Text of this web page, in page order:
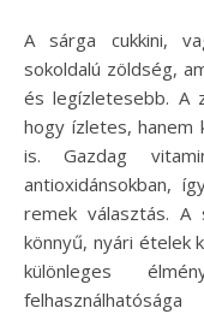
A sárga cukkini, vagy más néven arany cukkini, egy
sokoldalú zöldség,
és legízletesebb. A
hogy ízletes, hanem
is. Gazdag
antioxidánsokban,
remek választás. A
könnyű, nyári ételek
különleges